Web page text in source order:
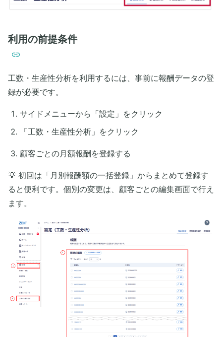
利用の前提条件
工数・生産性分析を利用するには、事前に報酬データの登
録が必要です。
サイドメニューから「設定」をクリック
「工数・生産性分析」をクリック
顧客ごとの月額報酬を登録する
💡 初回は「月別報酬額の一括登録」からまとめて登録す
ると便利です。個別の変更は、顧客ごとの編集画面で行え
ます。